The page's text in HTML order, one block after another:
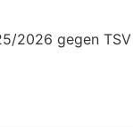
2026 gegen